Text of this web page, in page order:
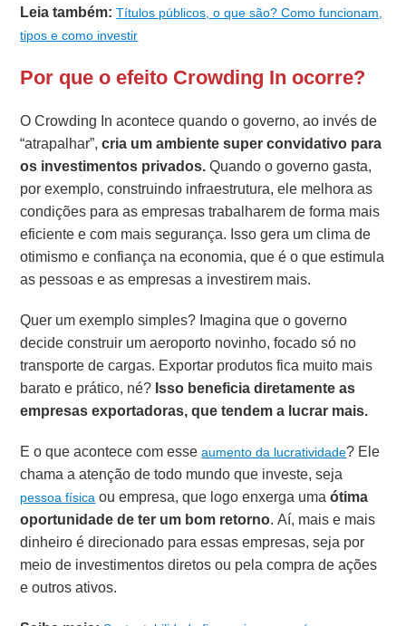
Leia também: Títulos públicos, o que são? Como funcionam,
tipos e como investir
Por que o efeito Crowding In ocorre?
O Crowding In acontece quando o governo, ao invés de
“atrapalhar”,cria um ambiente super convidativo para
os investimentos privados.Quando o governo gasta,
por exemplo, construindo infraestrutura, ele melhora as
condições para as empresas trabalharem de forma mais
eficiente e com mais segurança. Isso gera um clima de
otimismo e confiança na economia, que é o que estimula
as pessoas e as empresas a investirem mais.
Quer um exemplo simples? Imagina que o governo
decide construir um aeroporto novinho, focado só no
transporte de cargas. Exportar produtos fica muito mais
barato e prático, né? Isso beneficia diretamente as
empresas exportadoras, que tendem a lucrar mais.
E o que acontece com esseaumento da lucratividade? Ele
chama a atenção de todo mundo que investe, seja
pessoa física ou empresa, que logo enxerga umaótima
oportunidade de ter um bom retorno. Aí, mais e mais
dinheiro é direcionado para essas empresas, seja por
meio de investimentos diretos ou pela compra de ações
e outros ativos.